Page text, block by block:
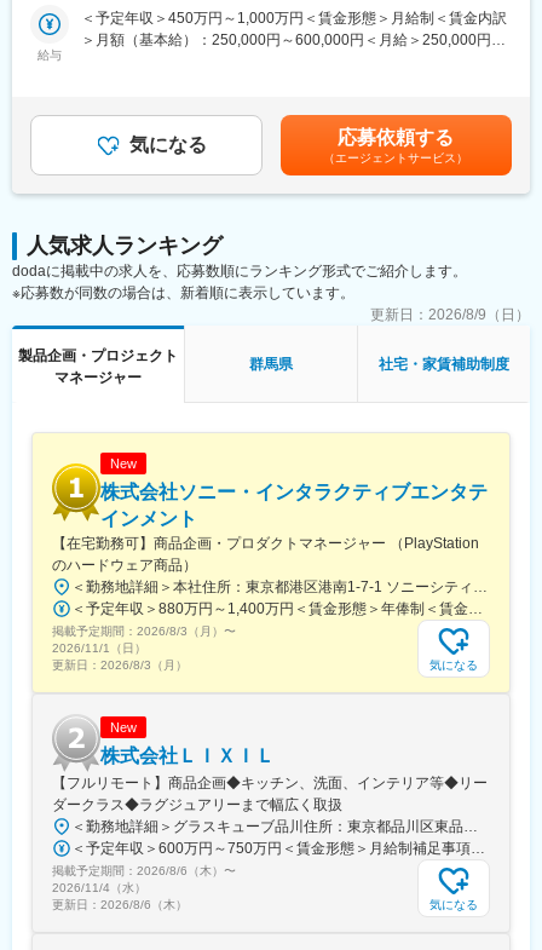
■給与情報の補足
下記いずれかの給与です。
＜管理職：専門業務型裁量労働制適用者＞
・想定年収：841万円 （賞与5か月を含む）
・基本給：402,000円
・月給：494,000円
・1日のみなし労働時間：8時間
変更の範囲：会社の定める業務
■業務詳細：
・デジタルツインを活用したプロトタイプ検証／評価
・生産シミュレーターを使った工場シミュレーション
・モデル作成、シミュレーション設計・検証（MATLAB／
■使用ツール例：
・言語：C#／Python／C++
・OS : Windows／Linux／QNX／ROS2
・シミュレーション環境：Omniverse、Unity、Isaac Sim、
・検証ツール：MATLAB／Simulink／Simscape 等
給与
＜予定年収＞450万円～1,000万円＜賃金形態＞月給制＜賃金内訳
＞月額（基本給）：250,000円～600,000円＜月給＞250,000円～
あくまでも目安の金額であり、選考を通じて上下する可能性があ
ります。月給(月額)は固定手当を含めた表記です。
気になる 応募依頼する
（エージェントサービス）
人気求人ランキング
dodaに掲載中の求人を、応募数順にランキング形式でご紹介します。
※応募数が同数の場合は、新着順に表示しています。
更新日： 2026/8/9（日）
製品企画・プロジェクト
マネージャー
群馬県 社宅・家賃補助制度
New
株式会社ソニー・インタラクティブエンタテ
インメント
【在宅勤務可】商品企画・プロダクトマネージャー （PlayStation
のハードウェア商品）
＜勤務地詳細＞本社住所：東京都港区港南1-7-1 ソニーシティ勤務地最寄駅：JR線／品川駅受動喫煙対策：屋内全面禁煙
＜予定年収＞880万円～1,400万円＜賃金形態＞年俸制＜賃金内訳＞年額（基本給）：5,054,000円～8,330,000円固定残業手当/月：162,166円～222,400円（固定残業時間45時間0分/月）超過した時間外労働の残業手当は追加支給＜月額＞583,332円～916,566円（12分割）（一律手当を含む）＜昇給有無＞有＜残業手当＞有＜給与補足＞前職を考慮の上、経験・スキルに応じて年収を決定いたします。※予定年収には固定残業手当（45H/月）と特別賞与を含む■特別賞与（決算後6月に年1回支給）■年俸更改：年1回賃金はあくまでも目安の金額であり、選考を通じて上下する可能性があります。月給(月額)は固定手当を含めた表記です。
掲載予定期間： 2026/8/3（月） 〜
2026/11/1（日）
更新日： 2026/8/3（月） 気になる
New
株式会社ＬＩＸＩＬ
【フルリモート】商品企画◆キッチン、洗面、インテリア等◆リー
ダークラス◆ラグジュアリーまで幅広く取扱
＜勤務地詳細＞グラスキューブ品川住所：東京都品川区東品川四丁目13番14号 グラスキューブ品川受動喫煙対策：敷地内全面禁煙変更の範囲：会社の定める事業所（リモートワーク含む）
＜予定年収＞600万円～750万円＜賃金形態＞月給制補足事項なし＜賃金内訳＞月額（基本給）：350,000円～450,000円＜月給＞350,000円～450,000円＜昇給有無＞有＜残業手当＞有＜給与補足＞※年齢と経験に基づき決定します（応相談）。■昇給：年1回（4月）■賞与：年2回（7月・12月）賃金はあくまでも目安の金額であり、選考を通じて上下する可能性があります。月給(月額)は固定手当を含めた表記です。
掲載予定期間： 2026/8/6（木） 〜
2026/11/4（水）
更新日： 2026/8/6（木） 気になる